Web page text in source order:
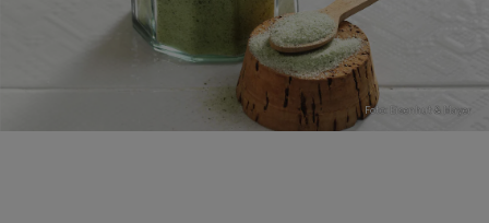
Foto: Eisenhut & Mayer